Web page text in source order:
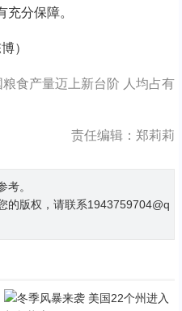
分保障。
）
粮食产量迈上新台阶 人均占有
责任编辑：郑莉莉
考。
的版权，请联系1943759704@q